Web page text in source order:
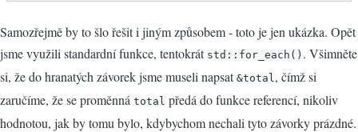
Samozřejmě by to šlo řešit i jiným způsobem - toto je jen ukázka. Opět
jsme využili standardní funkce, tentokrát std::for_each() . Všimněte
si, že do hranatých závorek jsme museli napsat &total , čímž si
zaručíme, že se proměnná total předá do funkce referencí, nikoliv
hodnotou, jak by tomu bylo, kdybychom nechali tyto závorky prázdné.